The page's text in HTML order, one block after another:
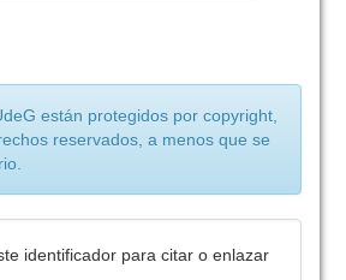
están protegidos por copyright,
reservados, a menos que se
identificador para citar o enlazar